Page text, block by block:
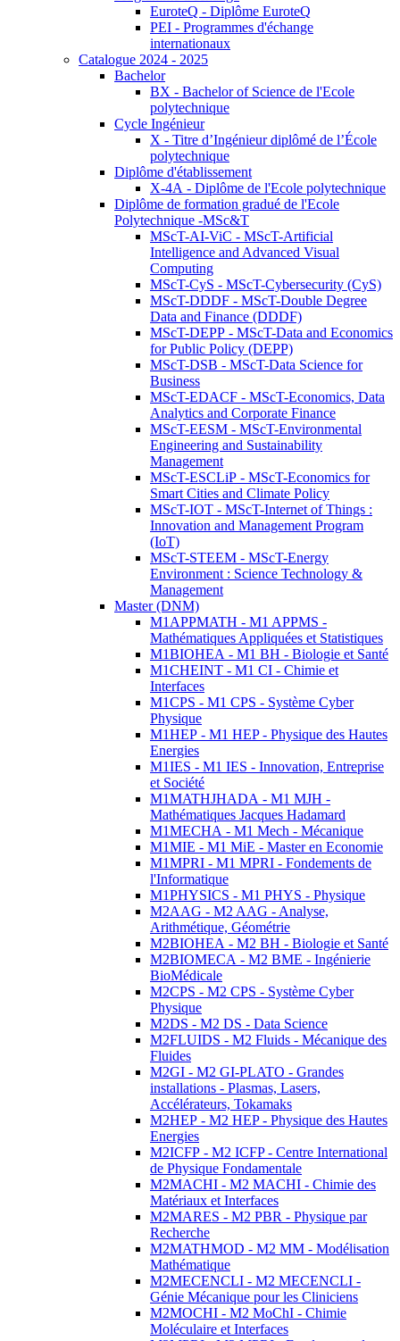
EuroteQ - Diplôme EuroteQ
PEI - Programmes d'échange
internationaux
Catalogue 2024 - 2025
Bachelor
BX - Bachelor of Science de l'Ecole
polytechnique
Cycle Ingénieur
X - Titre d’Ingénieur diplômé de l’École
polytechnique
Diplôme d'établissement
X-4A - Diplôme de l'Ecole polytechnique
Diplôme de formation gradué de l'Ecole
Polytechnique -MSc&T
MScT-AI-ViC - MScT-Artificial
Intelligence and Advanced Visual
Computing
MScT-CyS - MScT-Cybersecurity (CyS)
MScT-DDDF - MScT-Double Degree
Data and Finance (DDDF)
MScT-DEPP - MScT-Data and Economics
for Public Policy (DEPP)
MScT-DSB - MScT-Data Science for
Business
MScT-EDACF - MScT-Economics, Data
Analytics and Corporate Finance
MScT-EESM - MScT-Environmental
Engineering and Sustainability
Management
MScT-ESCLiP - MScT-Economics for
Smart Cities and Climate Policy
MScT-IOT - MScT-Internet of Things :
Innovation and Management Program
(IoT)
MScT-STEEM - MScT-Energy
Environment : Science Technology &
Management
Master (DNM)
M1APPMATH - M1 APPMS -
Mathématiques Appliquées et Statistiques
M1BIOHEA - M1 BH - Biologie et Santé
M1CHEINT - M1 CI - Chimie et
Interfaces
M1CPS - M1 CPS - Système Cyber
Physique
M1HEP - M1 HEP - Physique des Hautes
Energies
M1IES - M1 IES - Innovation, Entreprise
et Société
M1MATHJHADA - M1 MJH -
Mathématiques Jacques Hadamard
M1MECHA - M1 Mech - Mécanique
M1MIE - M1 MiE - Master en Economie
M1MPRI - M1 MPRI - Fondements de
l'Informatique
M1PHYSICS - M1 PHYS - Physique
M2AAG - M2 AAG - Analyse,
Arithmétique, Géométrie
M2BIOHEA - M2 BH - Biologie et Santé
M2BIOMECA - M2 BME - Ingénierie
BioMédicale
M2CPS - M2 CPS - Système Cyber
Physique
M2DS - M2 DS - Data Science
M2FLUIDS - M2 Fluids - Mécanique des
Fluides
M2GI - M2 GI-PLATO - Grandes
installations - Plasmas, Lasers,
Accélérateurs, Tokamaks
M2HEP - M2 HEP - Physique des Hautes
Energies
M2ICFP - M2 ICFP - Centre International
de Physique Fondamentale
M2MACHI - M2 MACHI - Chimie des
Matériaux et Interfaces
M2MARES - M2 PBR - Physique par
Recherche
M2MATHMOD - M2 MM - Modélisation
Mathématique
M2MECENCLI - M2 MECENCLI -
Génie Mécanique pour les Cliniciens
M2MOCHI - M2 MoChI - Chimie
Moléculaire et Interfaces